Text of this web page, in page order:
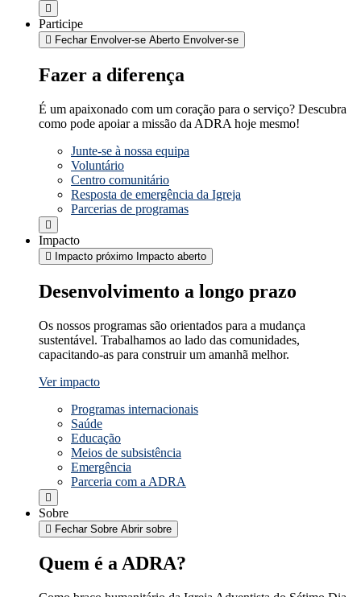
Participe
Fechar Envolver-se Aberto Envolver-se
Fazer a diferença
É um apaixonado com um coração para o serviço? Descubra
como pode apoiar a missão da ADRA hoje mesmo!
Junte-se à nossa equipa
Voluntário
Centro comunitário
Resposta de emergência da Igreja
Parcerias de programas
Impacto
Impacto próximo Impacto aberto
Desenvolvimento a longo prazo
Os nossos programas são orientados para a mudança
sustentável. Trabalhamos ao lado das comunidades,
capacitando-as para construir um amanhã melhor.
Ver impacto
Programas internacionais
Saúde
Educação
Meios de subsistência
Emergência
Parceria com a ADRA
Sobre
Fechar Sobre Abrir sobre
Quem é a ADRA?